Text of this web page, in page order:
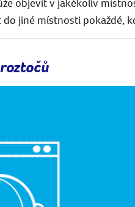
objevit v jakékoliv
do jiné místnosti pokaždé,